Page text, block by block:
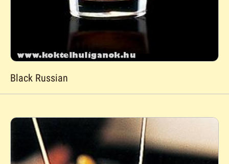
Black Russian